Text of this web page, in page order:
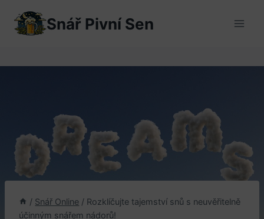
obsah
Snář Pivní Sen
/ Snář Online / Rozklíčujte tajemství snů s neuvěřitelně
účinným snářem nádorů!